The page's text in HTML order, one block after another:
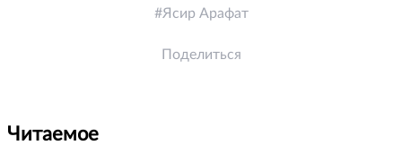
Ясир Арафат
Поделиться
Читаемое